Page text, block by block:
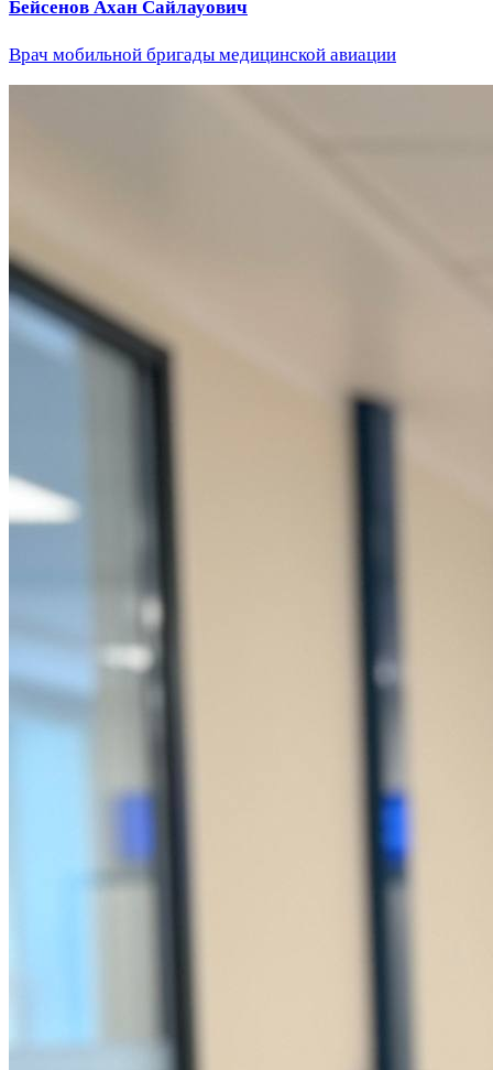
Бейсенов Ахан Сайлауович
Врач мобильной бригады медицинской авиации